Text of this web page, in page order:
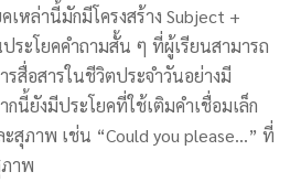
หล่านี้มักมีโครงสร้าง Subject +
ระโยคคำถามสั้น ๆ ที่ผู้เรียนสามารถ
รสื่อสารในชีวิตประจำวันอย่างมี
นี้ยังมีประโยคที่ใช้เติมคำเชื่อมเล็ก
สุภาพ เช่น “Could you please…” ที่
าพ